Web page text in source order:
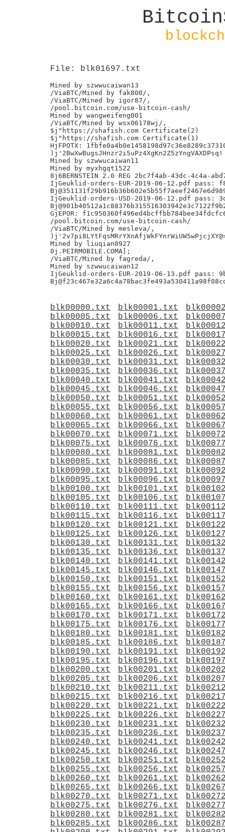
File: blk01697.txt
Mined by szwwucaiwan13
/ViaBTC/Mined by fak800/,
/ViaBTC/Mined by igor87/,
/pool.bitcoin.com/use-bitcoin-cash/
Mined by wangweifeng001
/ViaBTC/Mined by wsx06178wj/,
$j"https://shafish.com Certificate(2)
$j"https://shafish.com Certificate(1)
HjFPOTX:
)j'2BwXwBugsJHnzr2i5uPz4XgKn2Z5zYngVAXDPsq!
Mined by szwwucaiwan11
Mined by myxhgqt1522
8j6BERNSTEIN 2.0 REG 2bc7f4ab-43dc-4c4a-
IjGeuklid-orders-EUR-2019-06-12.pdf pass:
IjGeuklid-orders-USD-2019-06-12.pdf pass:
GjEPOR:
/pool.bitcoin.com/use-bitcoin-cash/
/ViaBTC/Mined by mesleva/,
Mined by liuqian0927
0j.PEIRMOBILE.COMA];
/ViaBTC/Mined by fagreda/,
Mined by szwwucaiwan12
IjGeuklid-orders-EUR-2019-06-13.pdf pass:
blk00000.txt blk00001.txt
blk00005.txt
blk00006.txt
blk00010.txt
blk00011.txt
blk00015.txt
blk00016.txt
blk00020.txt
blk00021.txt
blk00025.txt
blk00026.txt
blk00030.txt
blk00031.txt
blk00035.txt
blk00036.txt
blk00040.txt
blk00041.txt
blk00045.txt
blk00046.txt
blk00050.txt
blk00051.txt
blk00055.txt
blk00056.txt
blk00060.txt
blk00061.txt
blk00065.txt
blk00066.txt
blk00070.txt
blk00071.txt
blk00075.txt
blk00076.txt
blk00080.txt
blk00081.txt
blk00085.txt
blk00086.txt
blk00090.txt
blk00091.txt
blk00095.txt
blk00096.txt
blk00100.txt
blk00101.txt
blk00105.txt
blk00106.txt
blk00110.txt
blk00111.txt
blk00115.txt
blk00116.txt
blk00120.txt
blk00121.txt
blk00125.txt
blk00126.txt
blk00130.txt
blk00131.txt
blk00135.txt
blk00136.txt
blk00140.txt
blk00141.txt
blk00145.txt
blk00146.txt
blk00150.txt
blk00151.txt
blk00155.txt
blk00156.txt
blk00160.txt
blk00161.txt
blk00165.txt
blk00166.txt
blk00170.txt
blk00171.txt
blk00175.txt
blk00176.txt
blk00180.txt
blk00181.txt
blk00185.txt
blk00186.txt
blk00190.txt
blk00191.txt
blk00195.txt
blk00196.txt
blk00200.txt
blk00201.txt
blk00205.txt
blk00206.txt
blk00210.txt
blk00211.txt
blk00215.txt
blk00216.txt
blk00220.txt
blk00221.txt
blk00225.txt
blk00226.txt
blk00230.txt
blk00231.txt
blk00235.txt
blk00236.txt
blk00240.txt
blk00241.txt
blk00245.txt
blk00246.txt
blk00250.txt
blk00251.txt
blk00255.txt
blk00256.txt
blk00260.txt
blk00261.txt
blk00265.txt
blk00266.txt
blk00270.txt
blk00271.txt
blk00275.txt
blk00276.txt
blk00280.txt
blk00281.txt
blk00285.txt
blk00286.txt